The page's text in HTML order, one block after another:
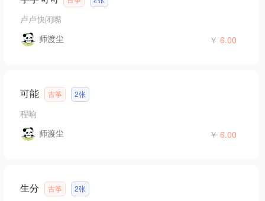
卢卢快闭嘴
师渡尘
￥ 6.00
可能 古筝 2张
程响
师渡尘
￥ 6.00
生分 古筝 2张